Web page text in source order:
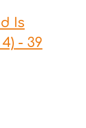
Is
- 39